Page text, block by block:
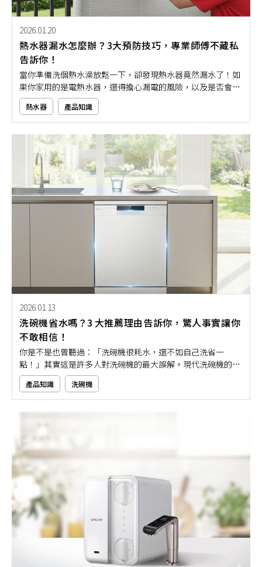
2026.01.20
熱水器漏水怎麼辦？3大預防技巧，專業師傅不藏私
告訴你！
當你準備洗個熱水澡放鬆一下，卻發現熱水器竟然漏水了！如
果你家用的是電熱水器，還得擔心漏電的風險，以及是否會對
家人安全造成威脅。其實，熱水器漏水多半不是突如其來，而
是日積月累下的耗損或壓力異常所導致。與其等到水滴成災，
不如提早防範。接下來，就讓本文用專業角度帶大家掌握熱水
器漏水原因，教你如何掌握重點、避免災害發生！
熱水器 產品知識
2026.01.13
洗碗機省水嗎？3 大推薦理由告訴你，驚人事實讓你
不敢相信！
你是不是也曾聽過：「洗碗機很耗水，還不如自己洗省一
點！」其實這是許多人對洗碗機的最大誤解。現代洗碗機的省
水技術，早已翻轉這個觀念，不僅用水量比手洗少得多，清潔
力還更穩定。究竟洗碗機到底省不省水？又有哪些使用優點？
就讓我們用3大推薦理由帶你清楚了解，原來洗碗機才是最適
合現代人的智能家電！
產品知識 洗碗機